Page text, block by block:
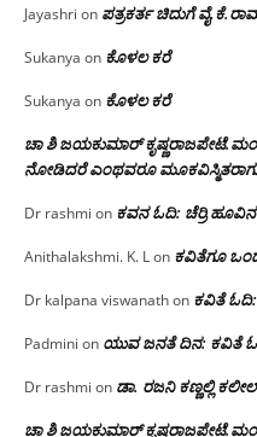
Jayashri on ಪತ್ರಕರ್ತ ಚಿದುಗೆ
Sukanya on ಕೊಳಲ ಕರೆ
Sukanya on ಕೊಳಲ ಕರೆ
ಚಾ ಶಿ ಜಯಕುಮಾರ್
ನೋಡಿದರೆ ಎಂಥವರೂ
Dr rashmi on ಕವನ ಓದಿ: ಚೆರ್ರಿ ಹೂವಿನ
Anithalakshmi. K. Lon ಕವಿತೆಗೂ
Dr kalpana viswanathon ಕವಿತೆ
Padmini on ಯುವ ಜನತೆ ದಿನ: ಕವಿತೆ
Dr rashmi on ಡಾ. ರಜನಿ‌ ಕಣ್ಣಲ್ಲಿ
ಚಾ ಶಿ ಜಯಕುಮಾರ್